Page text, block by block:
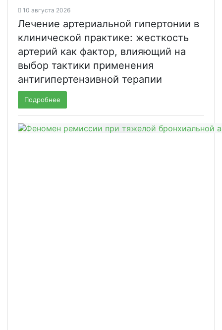
10 августа 2026
Лечение артериальной гипертонии в
клинической практике: жесткость
артерий как фактор, влияющий на
выбор тактики применения
антигипертензивной терапии
Подробнее